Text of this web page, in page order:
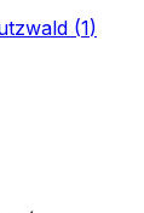
(1)